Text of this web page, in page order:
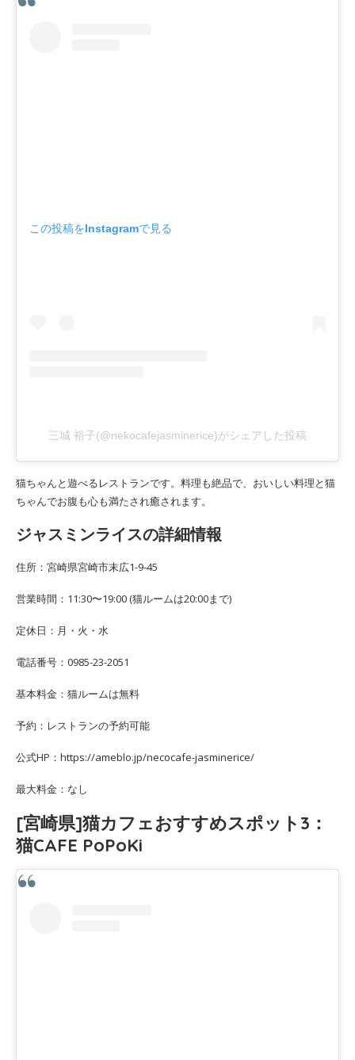
この投稿をInstagramで見る
三城 裕子(@nekocafejasminerice)がシェアした投稿
猫ちゃんと遊べるレストランです。料理も絶品で、おいしい料理と猫
ちゃんでお腹も心も満たされ癒されます。
ジャスミンライスの詳細情報
住所：宮崎県宮崎市末広1-9-45
営業時間：11:30〜19:00 (猫ルームは20:00まで)
定休日：月・火・水
電話番号：0985-23-2051
基本料金：猫ルームは無料
予約：レストランの予約可能
公式HP：https://ameblo.jp/necocafe-jasminerice/
最大料金：なし
[宮崎県]猫カフェおすすめスポット3：
猫CAFE PoPoKi